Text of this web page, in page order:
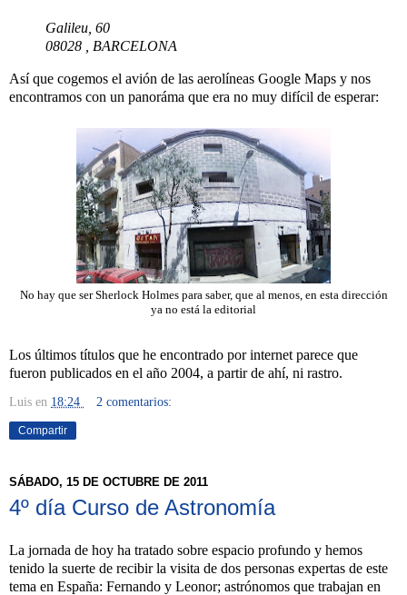
Galileu, 60
08028 , BARCELONA
Así que cogemos el avión de las aerolíneas Google Maps y nos
encontramos con un panoráma que era no muy difícil de esperar:
No hay que ser Sherlock Holmes para saber, que al menos, en esta dirección
ya no está la editorial
Los últimos títulos que he encontrado por internet parece que
fueron publicados en el año 2004, a partir de ahí, ni rastro.
Luis en 18:24 2 comentarios:
Compartir
SÁBADO, 15 DE OCTUBRE DE 2011
4º día Curso de Astronomía
La jornada de hoy ha tratado sobre espacio profundo y hemos
tenido la suerte de recibir la visita de dos personas expertas de este
tema en España: Fernando y Leonor; astrónomos que trabajan en